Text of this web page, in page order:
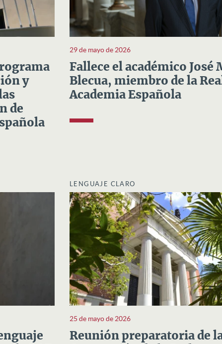
y
de
29 de mayo de 2026
Fallece el académico José
Blecua, miembro de la
Academia Española
LENGUAJE CLARO
25 de mayo de 2026
Reunión preparatoria de